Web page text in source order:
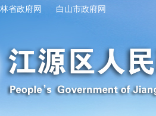
省政府网 白山市政府网